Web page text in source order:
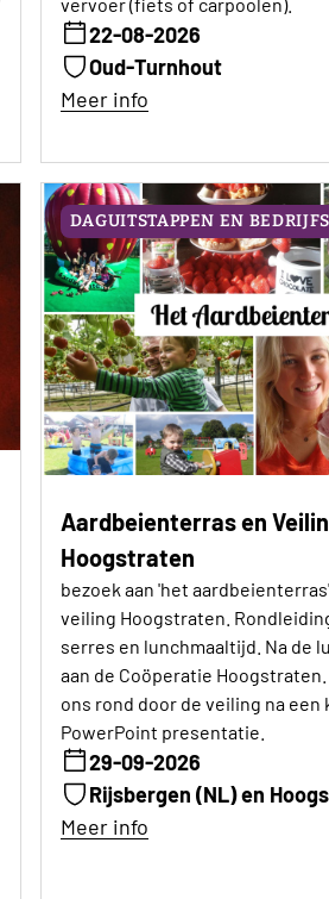
vervoer (fiets of carpoolen).
22-08-2026
Oud-Turnhout
Meer info
DAGUITSTAPPEN EN
Aardbeienterras en
Hoogstraten
bezoek aan 'het
veiling Hoogstraten.
serres en lunchmaaltijd. Na de
aan de Coöperatie
ons rond door de veiling na een
PowerPoint presentatie.
29-09-2026
Rijsbergen (NL) en
Meer info